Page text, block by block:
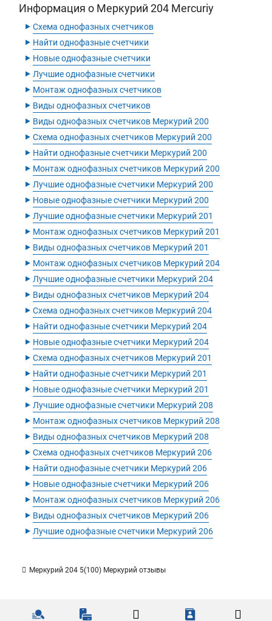
Информация о Меркурий 204 Mercuriy
‣ Схема однофазных счетчиков
‣ Найти однофазные счетчики
‣ Новые однофазные счетчики
‣ Лучшие однофазные счетчики
‣ Монтаж однофазных счетчиков
‣ Виды однофазных счетчиков
‣ Виды однофазных счетчиков Меркурий 200
‣ Схема однофазных счетчиков Меркурий 200
‣ Найти однофазные счетчики Меркурий 200
‣ Монтаж однофазных счетчиков Меркурий 200
‣ Лучшие однофазные счетчики Меркурий 200
‣ Новые однофазные счетчики Меркурий 200
‣ Лучшие однофазные счетчики Меркурий 201
‣ Монтаж однофазных счетчиков Меркурий 201
‣ Виды однофазных счетчиков Меркурий 201
‣ Монтаж однофазных счетчиков Меркурий 204
‣ Лучшие однофазные счетчики Меркурий 204
‣ Виды однофазных счетчиков Меркурий 204
‣ Схема однофазных счетчиков Меркурий 204
‣ Найти однофазные счетчики Меркурий 204
‣ Новые однофазные счетчики Меркурий 204
‣ Схема однофазных счетчиков Меркурий 201
‣ Найти однофазные счетчики Меркурий 201
‣ Новые однофазные счетчики Меркурий 201
‣ Лучшие однофазные счетчики Меркурий 208
‣ Монтаж однофазных счетчиков Меркурий 208
‣ Виды однофазных счетчиков Меркурий 208
‣ Схема однофазных счетчиков Меркурий 206
‣ Найти однофазные счетчики Меркурий 206
‣ Новые однофазные счетчики Меркурий 206
‣ Монтаж однофазных счетчиков Меркурий 206
‣ Виды однофазных счетчиков Меркурий 206
‣ Лучшие однофазные счетчики Меркурий 206
Меркурий 204 5(100) Меркурий отзывы